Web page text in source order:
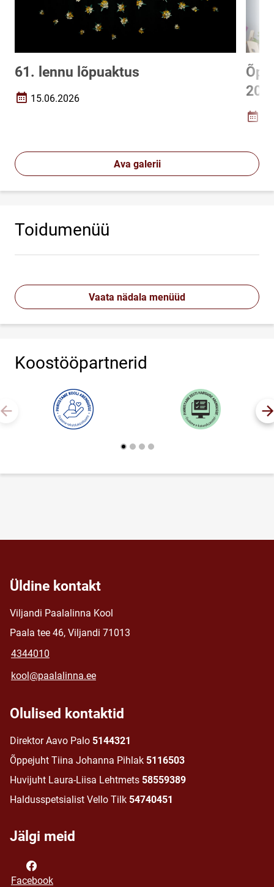
61. lennu lõpuaktus
Loomise kuupäev
15.06.2026
Ava galerii
Toidumenüü
Vaata nädala menüüd
Koostööpartnerid
Üldine kontakt
Viljandi Paalalinna Kool
Paala tee 46, Viljandi 71013
4344010
kool@paalalinna.ee
Olulised kontaktid
Direktor Aavo Palo 5144321
Õppejuht Tiina Johanna Pihlak 5116503
Huvijuht Laura-Liisa Lehtmets 58559389
Haldusspetsialist Vello Tilk 54740451
Jälgi meid
Facebook